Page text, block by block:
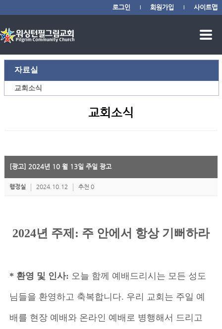
로그인 회원가입 사이트맵
자료실
교회소식
교회소식
[광고] 2024년 10 월 13일 주일 광고
행정실 2024.10.12 추천 0
2024년 주제: 주 안에서 항상 기뻐하라
* 환영 및 인사: 오늘 함께 예배드리시는 모든 성도
님들을 환영하고 축복합니다. 우리 교회는 주일 예
배를 현장 예배와 온라인 예배로 병행해서 드리고